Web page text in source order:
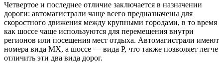
Четвертое и последнее отличие заключается в назначении
дороги: автомагистрали чаще всего предназначены для
скоростного движения между крупными городами, в то время
как шоссе чаще используются для перемещения внутри
регионов или посещения мест отдыха. Автомагистрали имеют
номера вида МХ, а шоссе — вида Р, что также позволяет легче
отличить эти два вида дорог.